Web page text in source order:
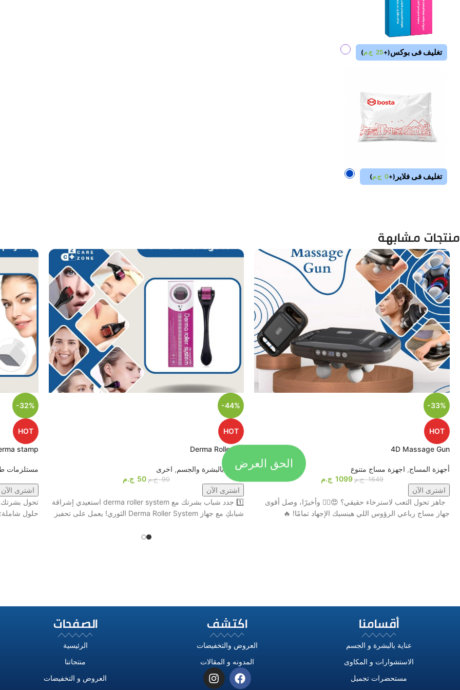
تغليف فى بوكس(
+
25 ج.م)
تغليف فى فلاير (
+
0 ج.م)
منتجات مشابهة
-33%
HOT
4D Massage Gun
أجهزة المساج, اجهزة مساج متنوع
1649 ج.م 1099 ج.م
اشترى الآن
جاهز تحول التعب لاسترخاء حقيقي؟ 😍💆‍♂️ وأخيرًا، وصل أقوى
جهاز مساج رباعي الرؤوس اللي هينسيك الإجهاد تمامًا! 🔥
-44%
HOT
Derma Roller Sq
العناية بالبشرة والجسم, اخرى
90 ج.م 50 ج.م
اشترى الآن
1️⃣ جدد شباب بشرتك مع derma roller system استعيدي إشراقة
شبابكِ مع جهاز Derma Roller System الثوري! يعمل على تحفيز
-32%
HOT
stamp
مستلزمات
اشترى الآن
تحول بشرتك
حلول
أقسامنا
عناية بالبشرة و الجسم
الاستشوارات و المكاوى
مستحضرات تجميل
اكتشف
العروض والتخفيضات
المدونه و المقالات
الصفحات
الرئيسية
منتجاتنا
العروض و التخفيضات